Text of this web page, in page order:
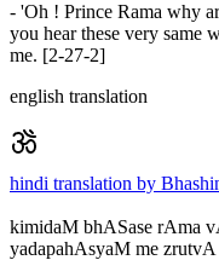
- 'Oh ! Prince Rama why
you hear these very same
me. [2-27-2]
english translation
hindi translation by
kimidaM bhASase rAma
yadapahAsyaM me